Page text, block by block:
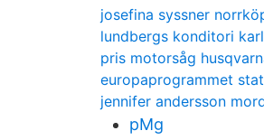
josefina syssner
lundbergs konditori
pris motorsåg
europaprogrammet
jennifer andersson
pMg